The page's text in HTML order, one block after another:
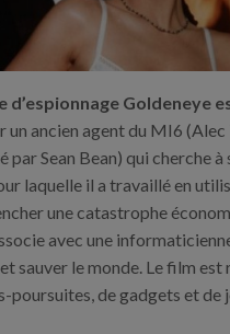
d’espionnage Goldeneye
ancien agent du MI6 (Alec
par Sean Bean) qui cherche à
laquelle il a travaillé en
une catastrophe
avec une
sauver le monde. Le film est
poursuites, de gadgets et de